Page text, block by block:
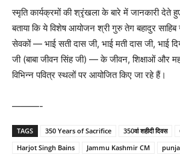
स्मृति कार्यक्रमों की श्रृंखला के बारे में जानकारी देते
बताया कि ये विशेष आयोजन श्री गुरु तेग बहादुर
सेवकों — भाई सती दास जी, भाई मती दास जी, भाई
जी (बाबा जीवन सिंह जी) — के जीवन, शिक्षाओं और
विभिन्न पवित्र स्थलों पर आयोजित किए जा रहे हैं।
———-
TAGS 350 Years of Sacrifice 350वां शहीदी दिवस
Harjot Singh Bains
Jammu Kashmir CM